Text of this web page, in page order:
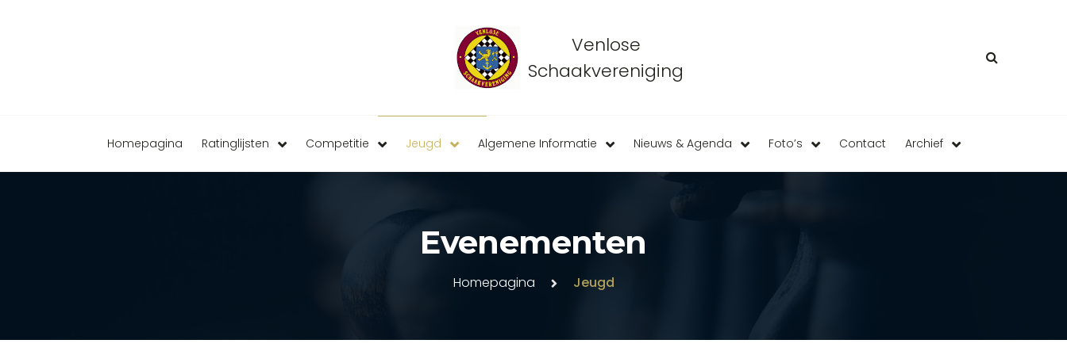
Venlose
Schaakvereniging
Homepagina Ratinglijsten Competitie Jeugd Algemene Informatie Nieuws & Agenda Foto’s Contact Archief
Evenementen
Homepagina Jeugd